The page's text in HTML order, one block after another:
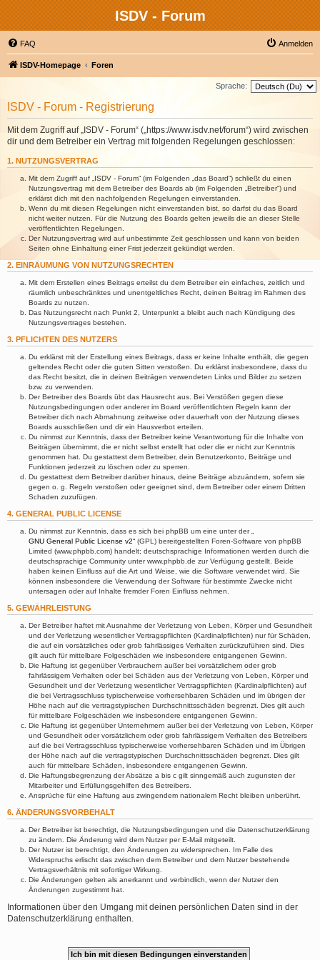
ISDV - Forum
FAQ Anmelden
ISDV-Homepage Foren
Sprache:
ISDV - Forum - Registrierung
Mit dem Zugriff auf „ISDV - Forum“ („https://www.isdv.net/forum“) wird zwischen
dir und dem Betreiber ein Vertrag mit folgenden Regelungen geschlossen:
1. NUTZUNGSVERTRAG
Mit dem Zugriff auf „ISDV - Forum“ (im Folgenden „das Board“) schließt du einen
Nutzungsvertrag mit dem Betreiber des Boards ab (im Folgenden „Betreiber“) und
erklärst dich mit den nachfolgenden Regelungen einverstanden.
Wenn du mit diesen Regelungen nicht einverstanden bist, so darfst du das Board
nicht weiter nutzen. Für die Nutzung des Boards gelten jeweils die an dieser Stelle
veröffentlichten Regelungen.
Der Nutzungsvertrag wird auf unbestimmte Zeit geschlossen und kann von beiden
Seiten ohne Einhaltung einer Frist jederzeit gekündigt werden.
2. EINRÄUMUNG VON NUTZUNGSRECHTEN
Mit dem Erstellen eines Beitrags erteilst du dem Betreiber ein einfaches, zeitlich und
räumlich unbeschränktes und unentgeltliches Recht, deinen Beitrag im Rahmen des
Boards zu nutzen.
Das Nutzungsrecht nach Punkt 2, Unterpunkt a bleibt auch nach Kündigung des
Nutzungsvertrages bestehen.
3. PFLICHTEN DES NUTZERS
Du erklärst mit der Erstellung eines Beitrags, dass er keine Inhalte enthält, die gegen
geltendes Recht oder die guten Sitten verstoßen. Du erklärst insbesondere, dass du
das Recht besitzt, die in deinen Beiträgen verwendeten Links und Bilder zu setzen
bzw. zu verwenden.
Der Betreiber des Boards übt das Hausrecht aus. Bei Verstößen gegen diese
Nutzungsbedingungen oder anderer im Board veröffentlichten Regeln kann der
Betreiber dich nach Abmahnung zeitweise oder dauerhaft von der Nutzung dieses
Boards ausschließen und dir ein Hausverbot erteilen.
Du nimmst zur Kenntnis, dass der Betreiber keine Verantwortung für die Inhalte von
Beiträgen übernimmt, die er nicht selbst erstellt hat oder die er nicht zur Kenntnis
genommen hat. Du gestattest dem Betreiber, dein Benutzerkonto, Beiträge und
Funktionen jederzeit zu löschen oder zu sperren.
Du gestattest dem Betreiber darüber hinaus, deine Beiträge abzuändern, sofern sie
gegen o. g. Regeln verstoßen oder geeignet sind, dem Betreiber oder einem Dritten
Schaden zuzufügen.
4. GENERAL PUBLIC LICENSE
Du nimmst zur Kenntnis, dass es sich bei phpBB um eine unter der „
GNU General Public License v2“ (GPL) bereitgestellten Foren-Software von phpBB
Limited (www.phpbb.com) handelt; deutschsprachige Informationen werden durch die
deutschsprachige Community unter www.phpbb.de zur Verfügung gestellt. Beide
haben keinen Einfluss auf die Art und Weise, wie die Software verwendet wird. Sie
können insbesondere die Verwendung der Software für bestimmte Zwecke nicht
untersagen oder auf Inhalte fremder Foren Einfluss nehmen.
5. GEWÄHRLEISTUNG
Der Betreiber haftet mit Ausnahme der Verletzung von Leben, Körper und Gesundheit
und der Verletzung wesentlicher Vertragspflichten (Kardinalpflichten) nur für Schäden,
die auf ein vorsätzliches oder grob fahrlässiges Verhalten zurückzuführen sind. Dies
gilt auch für mittelbare Folgeschäden wie insbesondere entgangenen Gewinn.
Die Haftung ist gegenüber Verbrauchern außer bei vorsätzlichem oder grob
fahrlässigem Verhalten oder bei Schäden aus der Verletzung von Leben, Körper und
Gesundheit und der Verletzung wesentlicher Vertragspflichten (Kardinalpflichten) auf
die bei Vertragsschluss typischerweise vorhersehbaren Schäden und im übrigen der
Höhe nach auf die vertragstypischen Durchschnittsschäden begrenzt. Dies gilt auch
für mittelbare Folgeschäden wie insbesondere entgangenen Gewinn.
Die Haftung ist gegenüber Unternehmern außer bei der Verletzung von Leben, Körper
und Gesundheit oder vorsätzlichem oder grob fahrlässigem Verhalten des Betreibers
auf die bei Vertragsschluss typischerweise vorhersehbaren Schäden und im Übrigen
der Höhe nach auf die vertragstypischen Durchschnittsschäden begrenzt. Dies gilt
auch für mittelbare Schäden, insbesondere entgangenen Gewinn.
Die Haftungsbegrenzung der Absätze a bis c gilt sinngemäß auch zugunsten der
Mitarbeiter und Erfüllungsgehilfen des Betreibers.
Ansprüche für eine Haftung aus zwingendem nationalem Recht bleiben unberührt.
6. ÄNDERUNGSVORBEHALT
Der Betreiber ist berechtigt, die Nutzungsbedingungen und die Datenschutzerklärung
zu ändern. Die Änderung wird dem Nutzer per E-Mail mitgeteilt.
Der Nutzer ist berechtigt, den Änderungen zu widersprechen. Im Falle des
Widerspruchs erlischt das zwischen dem Betreiber und dem Nutzer bestehende
Vertragsverhältnis mit sofortiger Wirkung.
Die Änderungen gelten als anerkannt und verbindlich, wenn der Nutzer den
Änderungen zugestimmt hat.
Informationen über den Umgang mit deinen persönlichen Daten sind in der
Datenschutzerklärung enthalten.